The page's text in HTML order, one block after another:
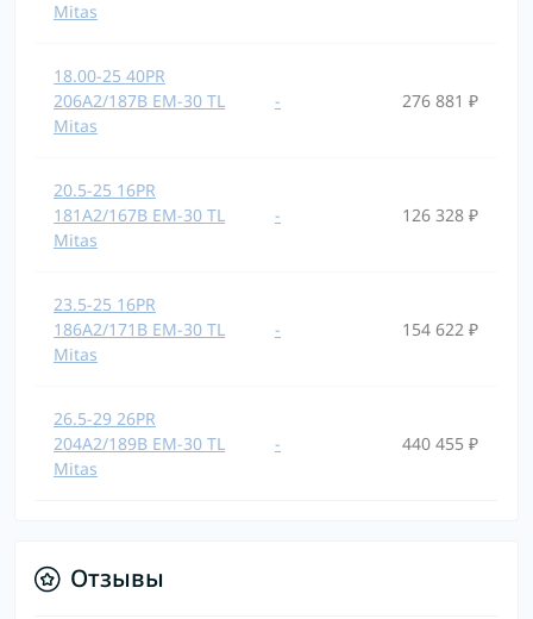
Mitas
18.00-25 40PR
206A2/187B EM-30 TL
Mitas
- 276 881 ₽
20.5-25 16PR
181A2/167B EM-30 TL
Mitas
- 126 328 ₽
23.5-25 16PR
186A2/171B EM-30 TL
Mitas
- 154 622 ₽
26.5-29 26PR
204A2/189B EM-30 TL
Mitas
- 440 455 ₽
Отзывы